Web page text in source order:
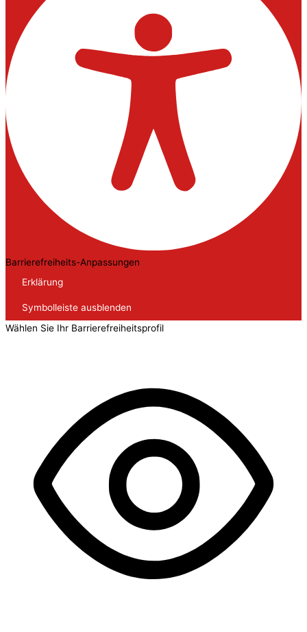
Barrierefreiheits-Anpassungen
Erklärung
Symbolleiste ausblenden
Wählen Sie Ihr Barrierefreiheitsprofil